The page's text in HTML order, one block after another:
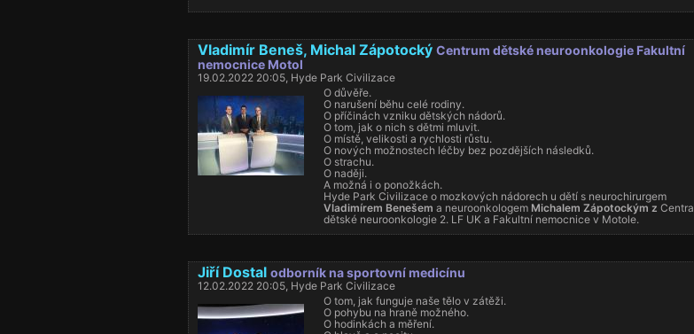
Vladimír Beneš, Michal Zápotocký Centrum dětské neuroonkologie Fakultní
nemocnice Motol
19.02.2022 20:05, Hyde Park Civilizace
O důvěře.
O narušení běhu celé rodiny.
O příčinách vzniku dětských nádorů.
O tom, jak o nich s dětmi mluvit.
O místě, velikosti a rychlosti růstu.
O nových možnostech léčby bez pozdějších následků.
O strachu.
O naději.
A možná i o ponožkách.
Hyde Park Civilizace o mozkových nádorech u dětí s neurochirurgem
Vladimírem Benešem a neuroonkologem Michalem Zápotockým z Centra
dětské neuroonkologie 2. LF UK a Fakultní nemocnice v Motole.
Jiří Dostal odborník na sportovní medicínu
12.02.2022 20:05, Hyde Park Civilizace
O tom, jak funguje naše tělo v zátěži.
O pohybu na hraně možného.
O hodinkách a měření.